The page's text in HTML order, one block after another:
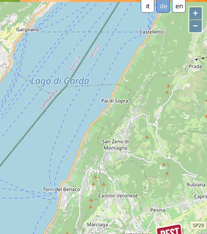
it de en
+
−